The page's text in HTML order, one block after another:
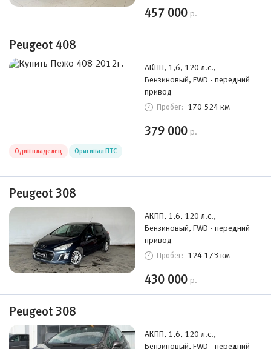
457 000 р.
Peugeot 408
АКПП, 1,6, 120 л.с.,
Бензиновый, FWD - передний
привод
Пробег: 170 524 км
379 000 р.
Один владелец Оригинал ПТС
Peugeot 308
АКПП, 1,6, 120 л.с.,
Бензиновый, FWD - передний
привод
Пробег: 124 173 км
430 000 р.
Peugeot 308
АКПП, 1,6, 120 л.с.,
Бензиновый, FWD - передний